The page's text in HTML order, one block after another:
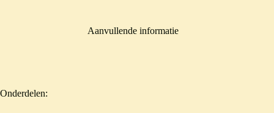
Aanvullende informatie
Onderdelen: